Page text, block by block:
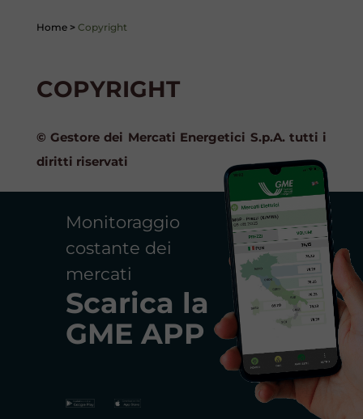
Home > Copyright
COPYRIGHT
© Gestore dei Mercati Energetici S.p.A. tutti i
diritti riservati
Monitoraggio
costante dei
mercati
Scarica la
GME APP